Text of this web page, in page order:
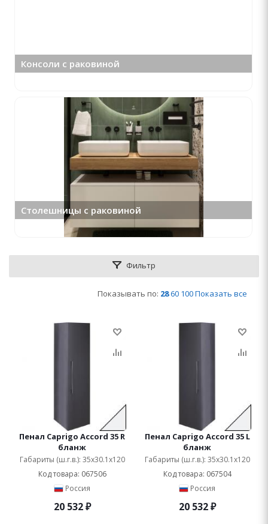
Консоли с раковиной
Столешницы с раковиной
Фильтр
Показывать по: 28 60 100Показать все
Пенал Caprigo Accord 35 R
бланж
Габариты (ш.г.в.): 35x30.1x120
Код товара: 067506
Россия
20 532₽
Пенал Caprigo Accord 35 L
бланж
Габариты (ш.г.в.): 35x30.1x120
Код товара: 067504
Россия
20 532₽